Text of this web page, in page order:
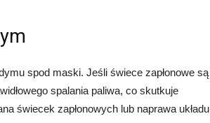
spod maski. Jeśli świece zapłonowe są
spalania paliwa, co skutkuje
świecek zapłonowych lub naprawa układu